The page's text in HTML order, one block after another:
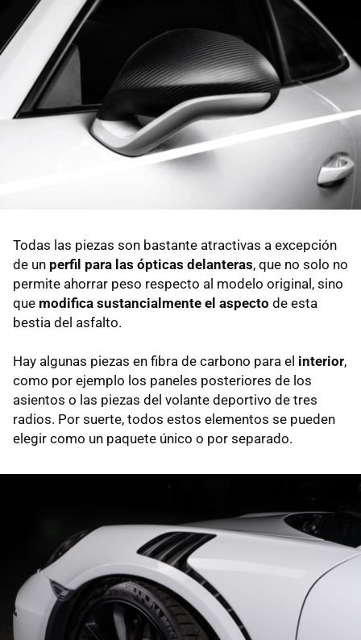
Todas las piezas son bastante atractivas a excepción
de un perfil para las ópticas delanteras, que no solo no
permite ahorrar peso respecto al modelo original, sino
que modifica sustancialmente el aspecto de esta
bestia del asfalto.
Hay algunas piezas en fibra de carbono para el interior,
como por ejemplo los paneles posteriores de los
asientos o las piezas del volante deportivo de tres
radios. Por suerte, todos estos elementos se pueden
elegir como un paquete único o por separado.